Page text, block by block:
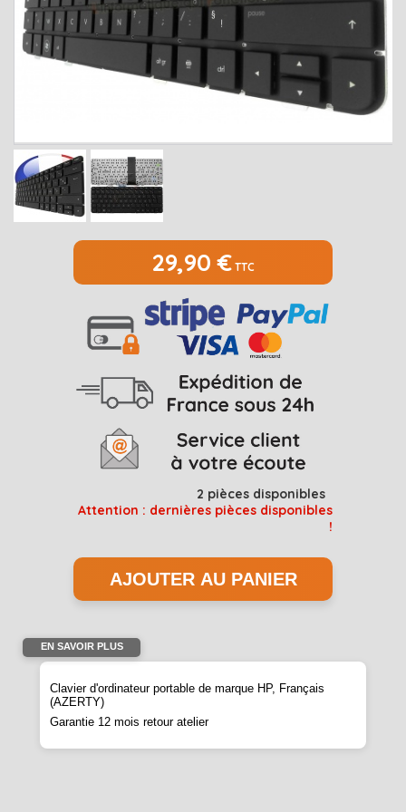
MEDION Open submenu
MSI 1
Open submenu
Open submenu
SAMSUNG
SONY
29,90 € TTC
2 pièces disponibles
Attention : dernières pièces disponibles
!
EN SAVOIR PLUS
Clavier d'ordinateur portable de marque HP, Français
(AZERTY)
Garantie 12 mois retour atelier